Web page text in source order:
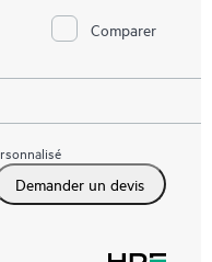
Comparer
Demander un devis